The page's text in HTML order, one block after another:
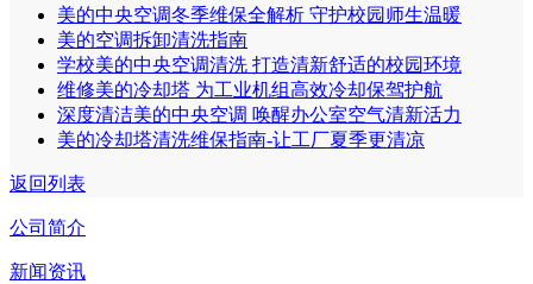
美的中央空调冬季维保全解析 守护校园师生温暖
美的空调拆卸清洗指南
学校美的中央空调清洗 打造清新舒适的校园环境
维修美的冷却塔 为工业机组高效冷却保驾护航
深度清洁美的中央空调 唤醒办公室空气清新活力
美的冷却塔清洗维保指南-让工厂夏季更清凉
返回列表
公司简介
新闻资讯